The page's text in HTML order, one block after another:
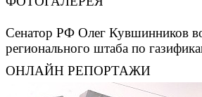
Сенатор РФ Олег Кувшинников
регионального штаба по
ОНЛАЙН РЕПОРТАЖИ